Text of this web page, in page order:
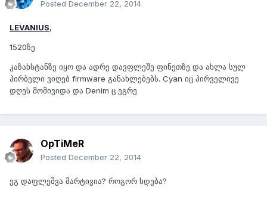
Posted December 22, 2014
LEVANIUS,
1520ზე
კაზახსტანზე იყო და ადრე დავფლეშე ფინეთზე და ახლა სულ
პირბელი ვიღებ firmware განახლებებს. Cyan იც პირველივე
დღეს მომივიდა და Denim ც ეგრე
OpTiMeR
Posted December 22, 2014
ეგ დაფლეშვა მარტივია? როგორ ხდება?